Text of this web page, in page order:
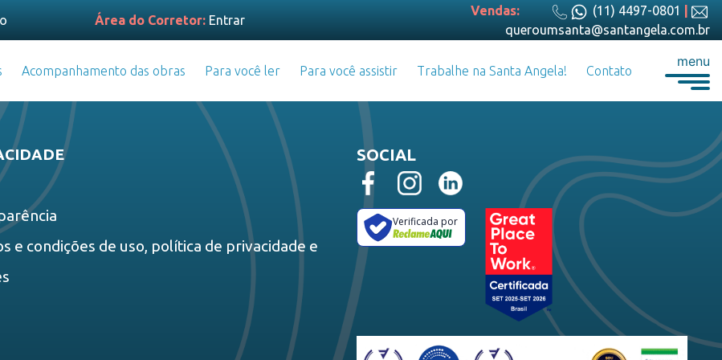
Área do Corretor: Entrar
Vendas: (11) 4497-0801
queroumsanta@santangela.com.br
Acompanhamento das obras Para você ler Para você assistir Trabalhe na Santa Angela! Contato
menu
e condições de uso, política de privacidade e
SOCIAL
Verificada por